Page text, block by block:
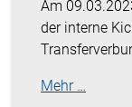
Am
der interne
Mehr …